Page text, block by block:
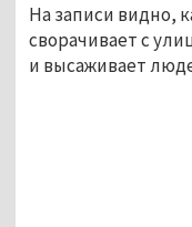
На записи видно,
сворачивает с
и высаживает